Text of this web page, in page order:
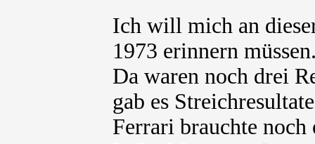
Ich will mich an
1973 erinnern
Da waren noch drei
gab es
Ferrari brauchte noch